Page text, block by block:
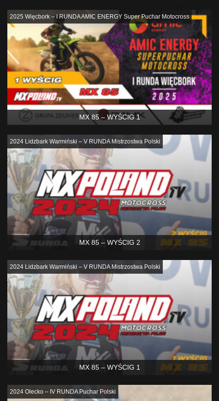
MX 85 – WYŚCIG 1
2025 Więcbork – I RUNDA AMIC ENERGY Super Puchar Motocross
MX 85 – WYŚCIG 2
2024 Lidzbark Warmiński – V RUNDA Mistrzostwa Polski
MX 85 – WYŚCIG 1
2024 Lidzbark Warmiński – V RUNDA Mistrzostwa Polski
2024 Olecko – IV RUNDA Puchar Polski